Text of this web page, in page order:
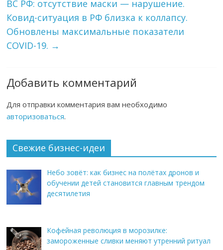
ВС РФ: отсутствие маски — нарушение.
Ковид-ситуация в РФ близка к коллапсу.
Обновлены максимальные показатели
COVID-19. →
Добавить комментарий
Для отправки комментария вам необходимо
авторизоваться.
Свежие бизнес-идеи
Небо зовёт: как бизнес на полётах дронов и
обучении детей становится главным трендом
десятилетия
Кофейная революция в морозилке:
замороженные сливки меняют утренний ритуал